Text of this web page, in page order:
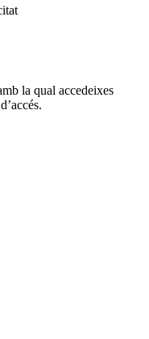
la qual accedeixes